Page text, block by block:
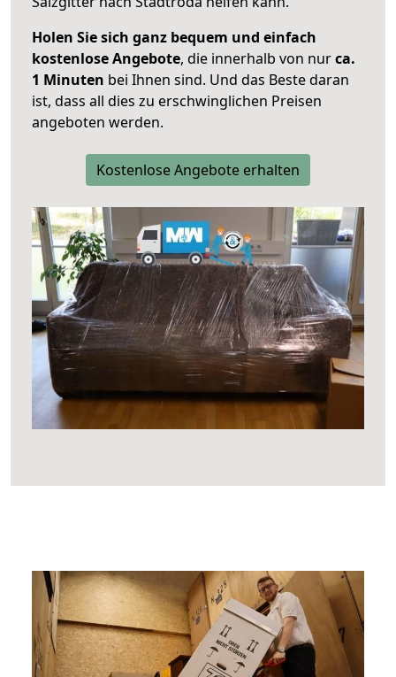
Holen Sie sich ganz bequem und einfach
kostenlose Angebote, die innerhalb von nurca.
1 Minuten bei Ihnen sind. Und das Beste daran
ist, dass all dies zu erschwinglichen Preisen
angeboten werden.
Kostenlose Angebote erhalten